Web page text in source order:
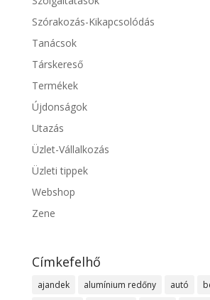
Szórakozás-Kikapcsolódás
Tanácsok
Társkereső
Termékek
Újdonságok
Utazás
Üzlet-Vállalkozás
Üzleti tippek
Webshop
Zene
Címkefelhő
ajandek alumínium redőny autó